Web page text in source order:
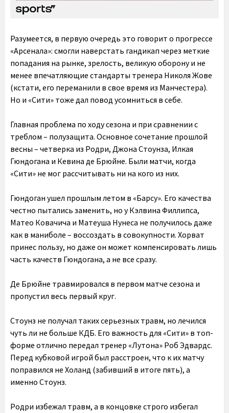
Разумеется, в первую очередь это говорит о прогрессе
«Арсенала»: смогли наверстать гандикап через меткие
попадания на рынке, зрелость, великую оборону и не
менее впечатляющие стандарты тренера Николя Жове
(кстати, его переманили в свое время из Манчестера).
Но и «Сити» тоже дал повод усомниться в себе.
Главная проблема по ходу сезона и при сравнении с
треблом – полузащита. Основное сочетание прошлой
весны – четверка из Родри, Джона Стоунза, Илкая
Гюндогана и Кевина де Брюйне. Были матчи, когда
«Сити» не мог рассчитывать ни на кого из них.
Гюндоган ушел прошлым летом в «Барсу». Его качества
честно пытались заменить, но у Кэлвина Филлипса,
Матео Ковачича и Матеуша Нунеса не получилось даже
как в маниболе – воссоздать в совокупности. Хорват
принес пользу, но даже он может компенсировать лишь
часть качеств Гюндогана, а не все сразу.
Де Брюйне травмировался в первом матче сезона и
пропустил весь первый круг.
Стоунз не получал таких серьезных травм, но лечился
чуть ли не больше КДБ. Его важность для «Сити» в топ-
форме отлично передал тренер «Лутона» Роб Эдвардс.
Перед кубковой игрой был расстроен, что к их матчу
поправился не Холанд (забивший в итоге пять), а
именно Стоунз.
Родри избежал травм, а в концовке строго избегал